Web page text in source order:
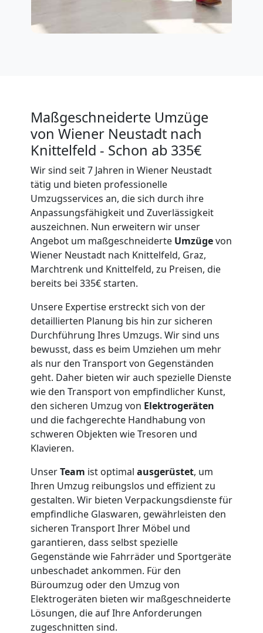
Maßgeschneiderte Umzüge
von Wiener Neustadt nach
Knittelfeld - Schon ab 335€
Wir sind seit 7 Jahren in Wiener Neustadt
tätig und bieten professionelle
Umzugsservices an, die sich durch ihre
Anpassungsfähigkeit und Zuverlässigkeit
auszeichnen. Nun erweitern wir unser
Angebot um maßgeschneiderte Umzügevon
Wiener Neustadt nach Knittelfeld, Graz,
Marchtrenk und Knittelfeld, zu Preisen, die
bereits bei 335€ starten.
Unsere Expertise erstreckt sich von der
detaillierten Planung bis hin zur sicheren
Durchführung Ihres Umzugs. Wir sind uns
bewusst, dass es beim Umziehen um mehr
als nur den Transport von Gegenständen
geht. Daher bieten wir auch spezielle Dienste
wie den Transport von empfindlicher Kunst,
den sicheren Umzug von Elektrogeräten
und die fachgerechte Handhabung von
schweren Objekten wie Tresoren und
Klavieren.
UnserTeam ist optimal ausgerüstet, um
Ihren Umzug reibungslos und effizient zu
gestalten. Wir bieten Verpackungsdienste für
empfindliche Glaswaren, gewährleisten den
sicheren Transport Ihrer Möbel und
garantieren, dass selbst spezielle
Gegenstände wie Fahrräder und Sportgeräte
unbeschadet ankommen. Für den
Büroumzug oder den Umzug von
Elektrogeräten bieten wir maßgeschneiderte
Lösungen, die auf Ihre Anforderungen
zugeschnitten sind.